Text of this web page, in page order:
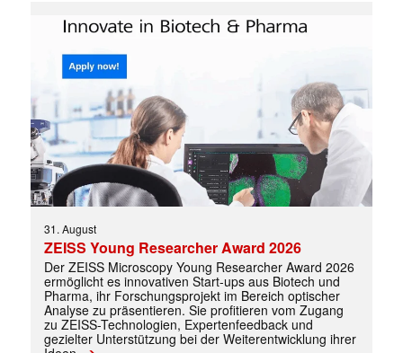
31. August
ZEISS Young Researcher Award 2026
Der ZEISS Microscopy Young Researcher Award 2026
ermöglicht es innovativen Start-ups aus Biotech und
Pharma, ihr Forschungsprojekt im Bereich optischer
Analyse zu präsentieren. Sie profitieren vom Zugang
zu ZEISS-Technologien, Expertenfeedback und
gezielter Unterstützung bei der Weiterentwicklung ihrer